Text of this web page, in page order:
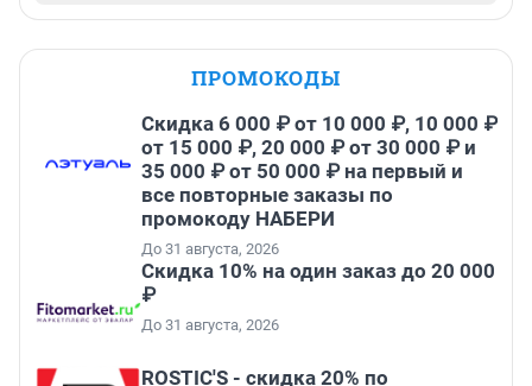
ПРОМОКОДЫ
Скидка 6 000 ₽ от 10 000 ₽, 10 000 ₽
от 15 000 ₽, 20 000 ₽ от 30 000 ₽ и
35 000 ₽ от 50 000 ₽ на первый и
все повторные заказы по
промокоду НАБЕРИ
До 31 августа, 2026
Скидка 10% на один заказ до 20 000
₽
До 31 августа, 2026
ROSTIC'S - скидка 20% по